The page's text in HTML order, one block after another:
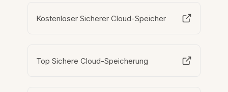
Kostenloser Sicherer Cloud-Speicher
Top Sichere Cloud-Speicherung